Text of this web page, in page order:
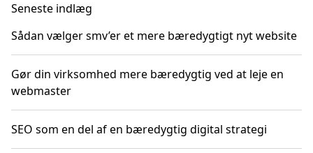
Seneste indlæg
Sådan vælger smv’er et mere bæredygtigt nyt website
Gør din virksomhed mere bæredygtig ved at leje en
webmaster
SEO som en del af en bæredygtig digital strategi